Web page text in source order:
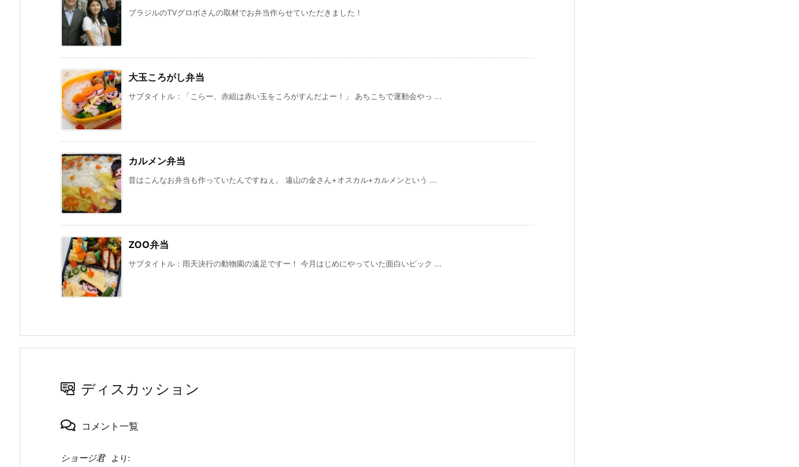
ブラジルのTVグロボさんの取材でお弁当作らせていただきました！
大玉ころがし弁当
サブタイトル：「こらー、赤組は赤い玉をころがすんだよー！」 あちこちで運動会やっ ...
カルメン弁当
昔はこんなお弁当も作っていたんですねぇ。 遠山の金さん+オスカル+カルメンという ...
ZOO弁当
サブタイトル：雨天決行の動物園の遠足ですー！ 今月はじめにやっていた面白いピック ...
ディスカッション
コメント一覧
ショージ君
より: